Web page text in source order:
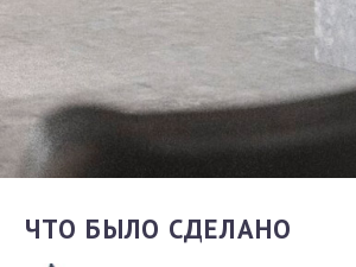
ЧТО БЫЛО СДЕЛАНО